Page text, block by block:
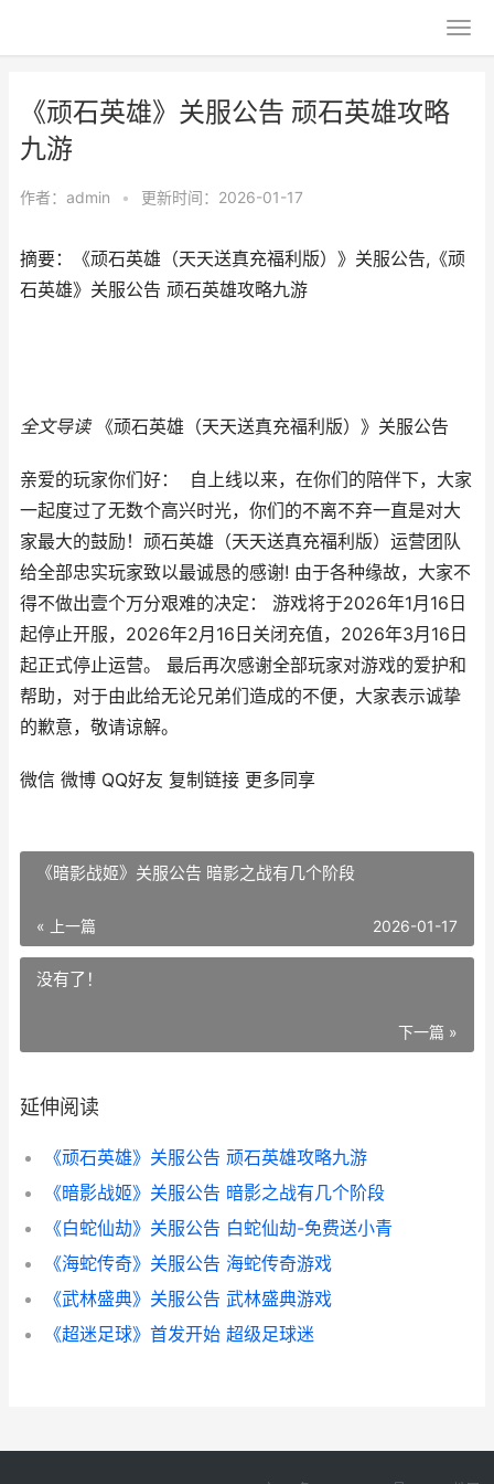
《顽石英雄》关服公告 顽石英雄攻略
九游
作者： admin • 更新时间：2026-01-17
摘要：《顽石英雄（天天送真充福利版）》关服公告,《顽
石英雄》关服公告 顽石英雄攻略九游
全文导读《顽石英雄（天天送真充福利版）》关服公告
亲爱的玩家你们好： 自上线以来，在你们的陪伴下，大家
一起度过了无数个高兴时光，你们的不离不弃一直是对大
家最大的鼓励！顽石英雄（天天送真充福利版）运营团队
给全部忠实玩家致以最诚恳的感谢! 由于各种缘故，大家不
得不做出壹个万分艰难的决定： 游戏将于2026年1月16日
起停止开服，2026年2月16日关闭充值，2026年3月16日
起正式停止运营。 最后再次感谢全部玩家对游戏的爱护和
帮助，对于由此给无论兄弟们造成的不便，大家表示诚挚
的歉意，敬请谅解。
微信 微博 QQ好友 复制链接 更多同享
《暗影战姬》关服公告 暗影之战有几个阶段
« 上一篇 2026-01-17
没有了！
下一篇 »
延伸阅读
《顽石英雄》关服公告 顽石英雄攻略九游
《暗影战姬》关服公告 暗影之战有几个阶段
《白蛇仙劫》关服公告 白蛇仙劫-免费送小青
《海蛇传奇》关服公告 海蛇传奇游戏
《武林盛典》关服公告 武林盛典游戏
《超迷足球》首发开始 超级足球迷